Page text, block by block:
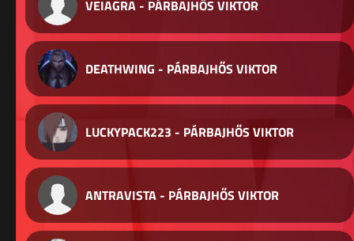
VEIAGRA - PÁRBAJHŐS VIKTOR
DEATHWING - PÁRBAJHŐS VIKTOR
LUCKYPACK223 - PÁRBAJHŐS VIKTOR
ANTRAVISTA - PÁRBAJHŐS VIKTOR